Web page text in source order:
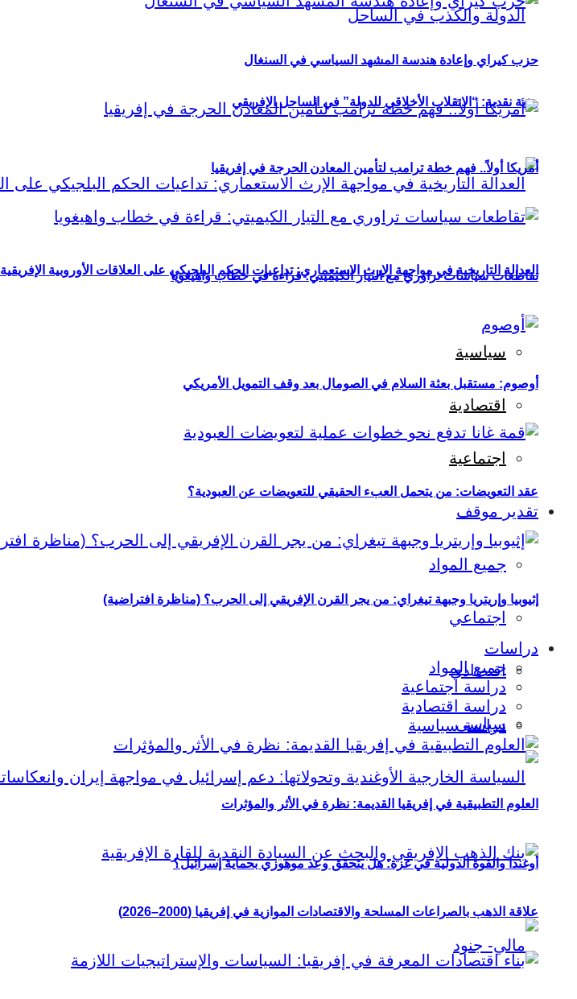
رؤية نقدية: “الانقلاب الأخلاقي للدولة” في الساحل الإفريقي
العدالة التاريخية في مواجهة الإرث الاستعماري: تداعيات الحكم البلجيكي على العلاقات الأوروبية الإفريقية
سياسية
اقتصادية
اجتماعية
تقدير موقف
جميع المواد
اجتماعي
اقتصادي
سياسي
أوغندا والقوة الدولية في غزة: هل يتحقق وعد موهوزي بحماية إسرائيل؟
حزب كيراي وإعادة هندسة المشهد السياسي في السنغال
أمريكا أولاً.. فهم خطة ترامب لتأمين المعادن الحرجة في إفريقيا
تقاطعات سياسات تراوري مع التيار الكيميتي: قراءة في خطاب واهيغويا
أوصوم: مستقبل بعثة السلام في الصومال بعد وقف التمويل الأمريكي
عقد التعويضات: من يتحمل العبء الحقيقي للتعويضات عن العبودية؟
إثيوبيا وإريتريا وجبهة تيغراي: من يجر القرن الإفريقي إلى الحرب؟ (مناظرة افتراضية)
دراسات
جميع المواد
دراسة اجتماعية
دراسة اقتصادية
دراسة سياسية
العلوم التطبيقية في إفريقيا القديمة: نظرة في الأثر والمؤثرات
علاقة الذهب بالصراعات المسلحة والاقتصادات الموازية في إفريقيا (2000–2026)